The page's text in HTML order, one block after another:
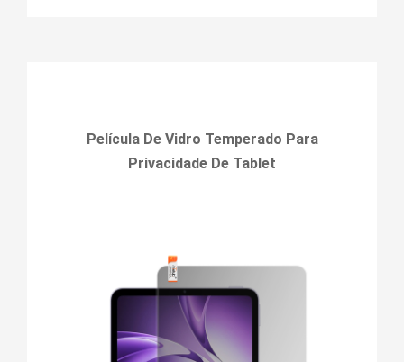
Película De Vidro Temperado Para
Privacidade De Tablet